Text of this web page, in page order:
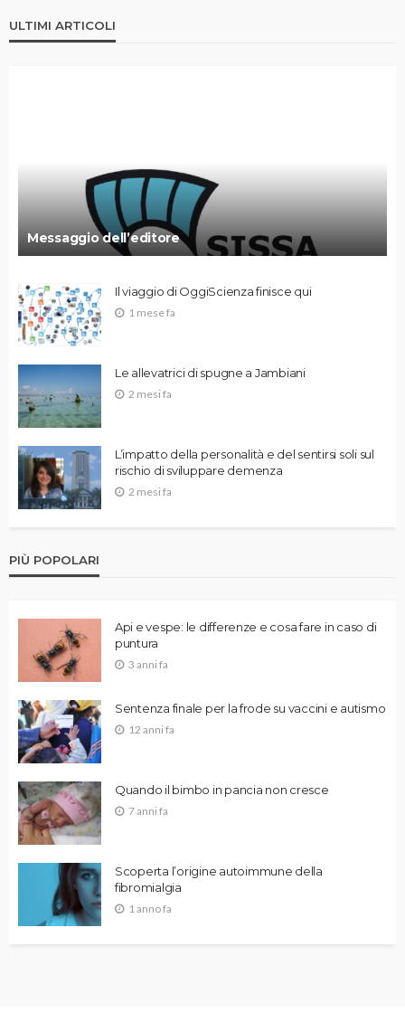
ULTIMI ARTICOLI
Messaggio dell’editore
Il viaggio di OggiScienza finisce qui
1 mese fa
Le allevatrici di spugne a Jambiani
2 mesi fa
L’impatto della personalità e del sentirsi soli sul
rischio di sviluppare demenza
2 mesi fa
PIÙ POPOLARI
Api e vespe: le differenze e cosa fare in caso di
puntura
3 anni fa
Sentenza finale per la frode su vaccini e autismo
12 anni fa
Quando il bimbo in pancia non cresce
7 anni fa
Scoperta l’origine autoimmune della
fibromialgia
1 anno fa